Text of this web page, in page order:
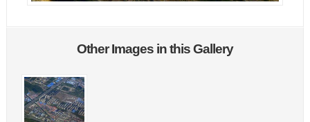
Other Images in this Gallery